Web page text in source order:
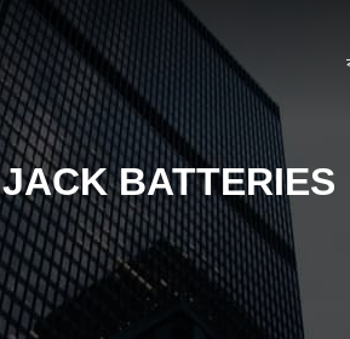
JACK BATTERIES